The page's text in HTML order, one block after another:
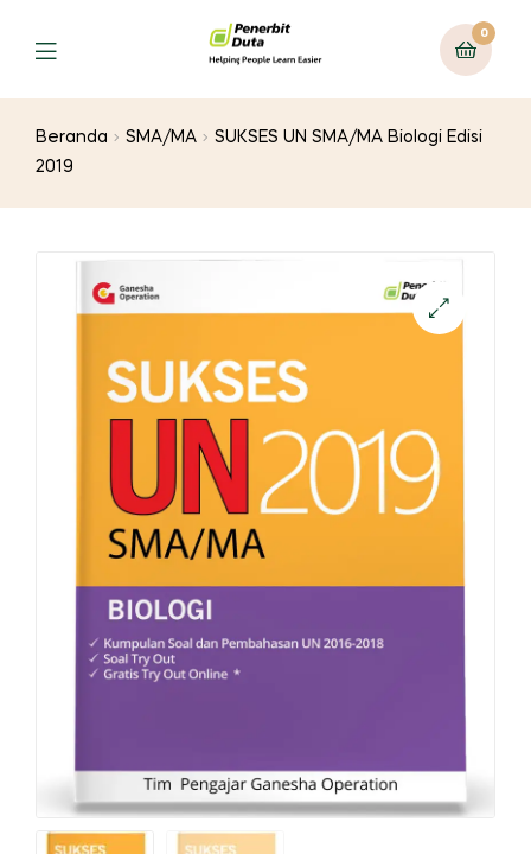
Menu
0
Beranda SMA/MA
SUKSES UN SMA/MA Biologi Edisi
2019